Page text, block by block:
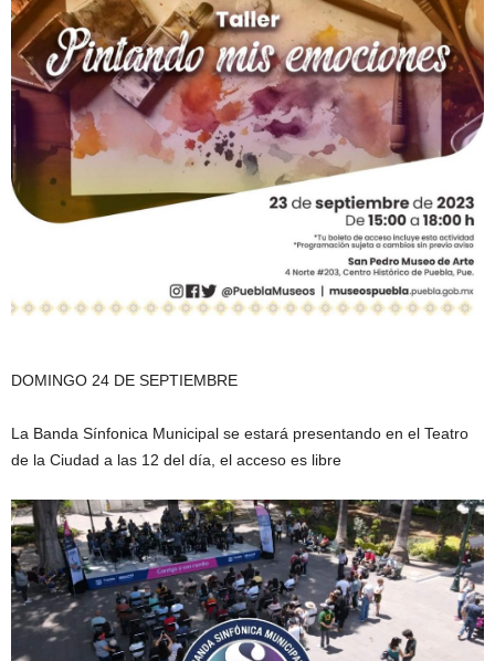
DOMINGO 24 DE SEPTIEMBRE
La Banda Sínfonica Municipal se estará presentando en el Teatro
de la Ciudad a las 12 del día, el acceso es libre